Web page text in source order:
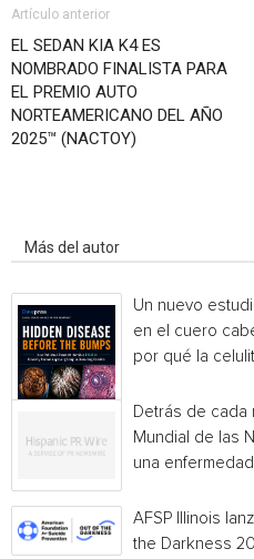
Artículo anterior
EL SEDAN KIA K4 ES
NOMBRADO FINALISTA PARA
EL PREMIO AUTO
NORTEAMERICANO DEL AÑO
2025™ (NACTOY)
Más del autor
Un nuevo
en el cuero
por qué la
Detrás de cada
Mundial de las
una
AFSP Illinois
the Darkness